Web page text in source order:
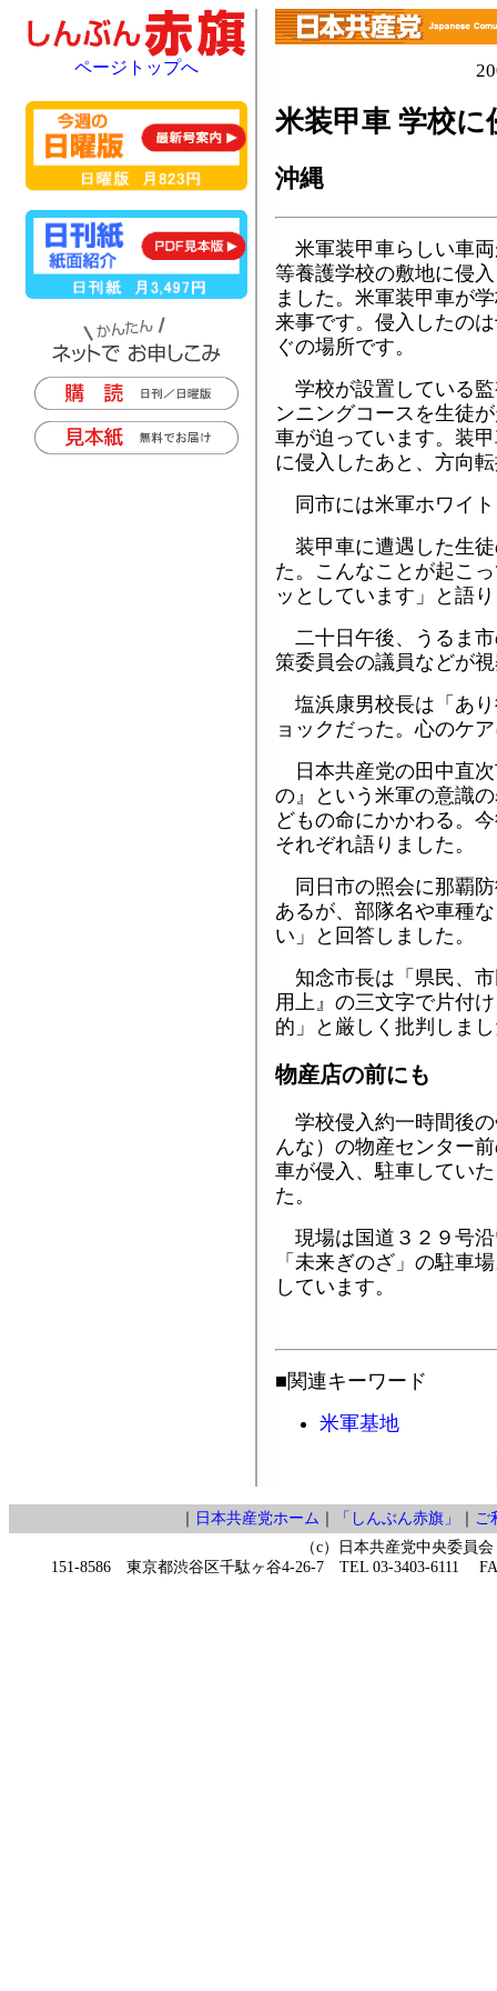
米装甲車 学校に
沖縄
米軍装甲車らしい車
等養護学校の敷地に侵
ました。米軍装甲車が
来事です。侵入したの
ぐの場所です。
学校が設置している
ンニングコースを生徒
車が迫っています。装
に侵入したあと、方向
同市には米軍ホワイ
装甲車に遭遇した生
た。こんなことが起こ
ッとしています」と語
二十日午後、うるま
策委員会の議員などが
塩浜康男校長は「あ
ョックだった。心のケ
日本共産党の田中直
の』という米軍の意識
どもの命にかかわる。
それぞれ語りました。
同日市の照会に那覇
あるが、部隊名や車種
い」と回答しました。
知念市長は「県民、
用上』の三文字で片付
的」と厳しく批判しま
物産店の前にも
学校侵入約一時間後
んな）の物産センター
車が侵入、駐車してい
た。
現場は国道３２９号
「未来ぎのざ」の駐車
しています。
■関連キーワード
米軍基地
ページトップへ
日本共産党ホーム 「しんぶん赤旗」
ご
（c）日本共産党中央委員会
151-8586 東京都渋谷区千駄ヶ谷4-26-7 TEL 03-3403-6111